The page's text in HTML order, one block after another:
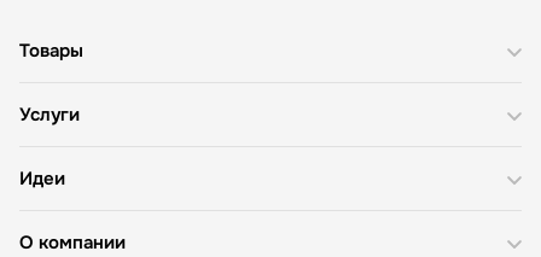
О компании
Товары
Услуги
Идеи